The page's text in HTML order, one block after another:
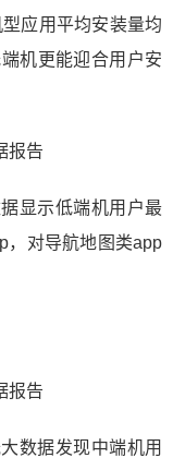
应用平均安装量均
机更能迎合用户安
显示低端机用户最
，对导航地图类app
数据发现中端机用